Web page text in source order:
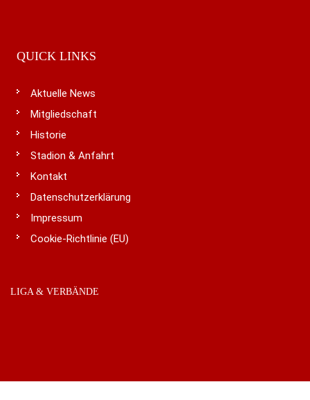
QUICK LINKS
Aktuelle News
Mitgliedschaft
Historie
Stadion & Anfahrt
Kontakt
Datenschutzerklärung
Impressum
Cookie-Richtlinie (EU)
LIGA & VERBÄNDE